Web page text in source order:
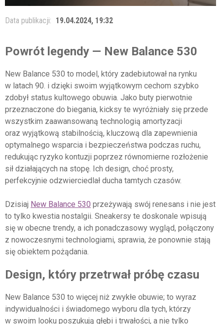
Data publikacji: 19.04.2024, 19:32
Powrót legendy — New Balance 530
New Balance 530 to model, który zadebiutował na rynku
w latach 90. i dzięki swoim wyjątkowym cechom szybko
zdobył status kultowego obuwia. Jako buty pierwotnie
przeznaczone do biegania, kicksy te wyróżniały się przede
wszystkim zaawansowaną technologią amortyzacji
oraz wyjątkową stabilnością, kluczową dla zapewnienia
optymalnego wsparcia i bezpieczeństwa podczas ruchu,
redukując ryzyko kontuzji poprzez równomierne rozłożenie
sił działających na stopę. Ich design, choć prosty,
perfekcyjnie odzwierciedlał ducha tamtych czasów.
Dzisiaj New Balance 530 przeżywają swój renesans i nie jest
to tylko kwestia nostalgii. Sneakersy te doskonale wpisują
się w obecne trendy, a ich ponadczasowy wygląd, połączony
z nowoczesnymi technologiami, sprawia, że ponownie stają
się obiektem pożądania.
Design, który przetrwał próbę czasu
New Balance 530 to więcej niż zwykłe obuwie; to wyraz
indywidualności i świadomego wyboru dla tych, którzy
w swoim looku poszukują głębi i trwałości, a nie tylko